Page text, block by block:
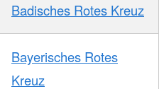
Badisches Rotes Kreuz
Bayerisches Rotes
Kreuz